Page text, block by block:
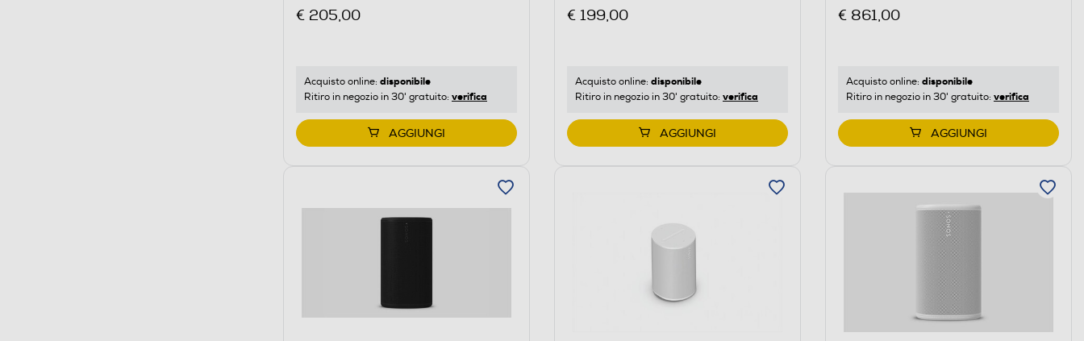
€ 205,00
Acquisto online: disponibile
Ritiro in negozio in 30' gratuito: verifica
AGGIUNGI
€ 199,00
Acquisto online: disponibile
Ritiro in negozio in 30' gratuito: verifica
AGGIUNGI
€ 861,00
Acquisto online: disponibile
Ritiro in negozio in 30' gratuito: verifica
AGGIUNGI